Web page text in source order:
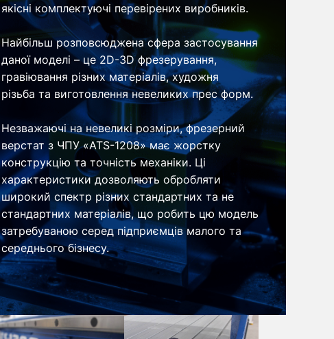
якісні комплектуючі перевірених виробників.
Найбільш розповсюджена сфера застосування
даної моделі – це 2D-3D фрезерування,
гравіювання різних матеріалів, художня
різьба та виготовлення невеликих прес форм.
Незважаючі на невеликі розміри, фрезерний
верстат з ЧПУ «ATS-1208» має жорстку
конструкцію та точність механіки. Ці
характеристики дозволяють обробляти
широкий спектр різних стандартних та не
стандартних матеріалів, що робить цю модель
затребуваною серед підприємців малого та
середнього бізнесу.